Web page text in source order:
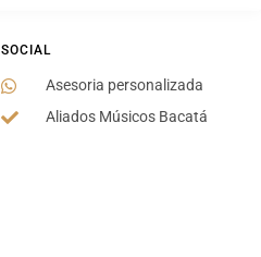
SOCIAL
Asesoria personalizada
Aliados Músicos Bacatá